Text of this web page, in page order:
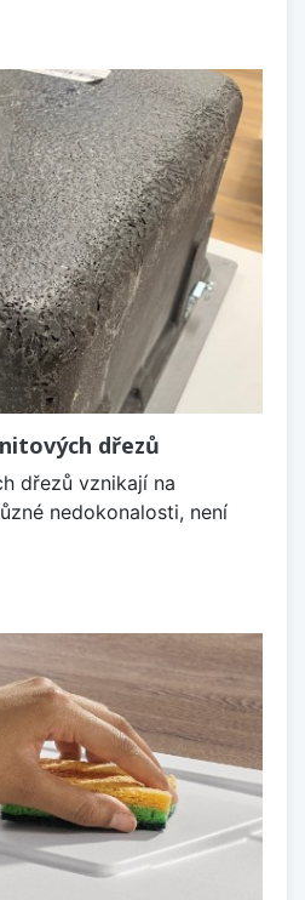
dřezů
dřezů vznikají na
nedokonalosti, není